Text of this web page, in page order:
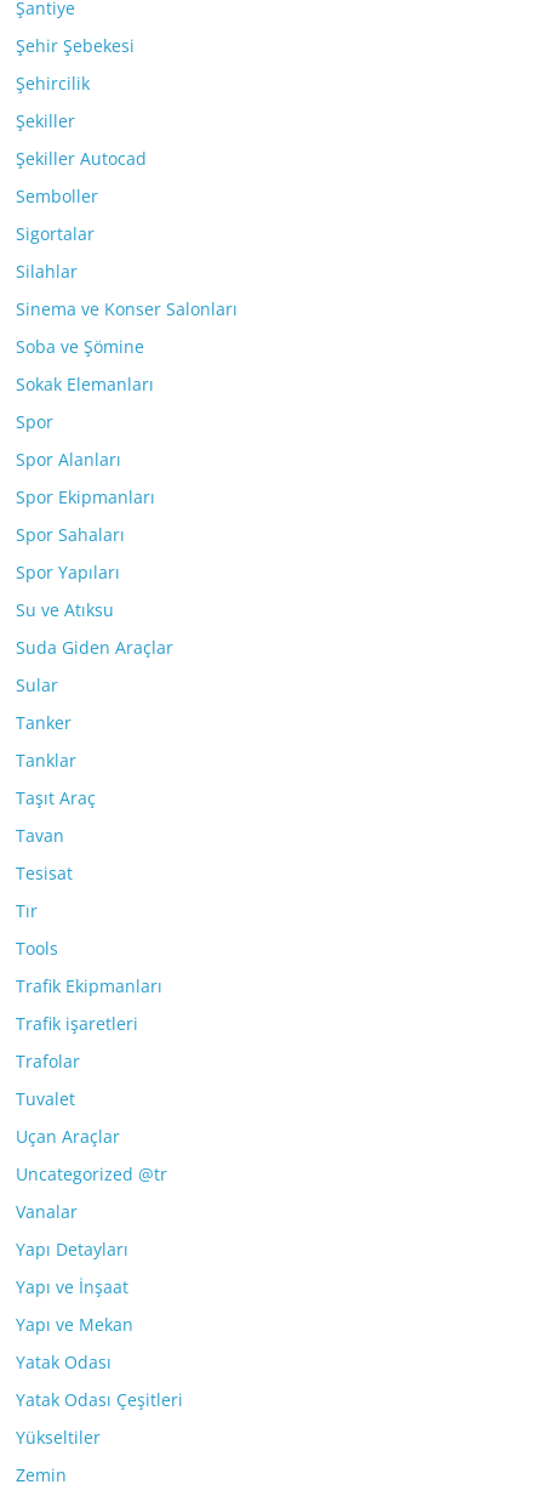
Şantiye
Şehir Şebekesi
Şehircilik
Şekiller
Şekiller Autocad
Semboller
Sigortalar
Silahlar
Sinema ve Konser Salonları
Soba ve Şömine
Sokak Elemanları
Spor
Spor Alanları
Spor Ekipmanları
Spor Sahaları
Spor Yapıları
Su ve Atıksu
Suda Giden Araçlar
Sular
Tanker
Tanklar
Taşıt Araç
Tavan
Tesisat
Tır
Tools
Trafik Ekipmanları
Trafik işaretleri
Trafolar
Tuvalet
Uçan Araçlar
Uncategorized @tr
Vanalar
Yapı Detayları
Yapı ve İnşaat
Yapı ve Mekan
Yatak Odası
Yatak Odası Çeşitleri
Yükseltiler
Zemin